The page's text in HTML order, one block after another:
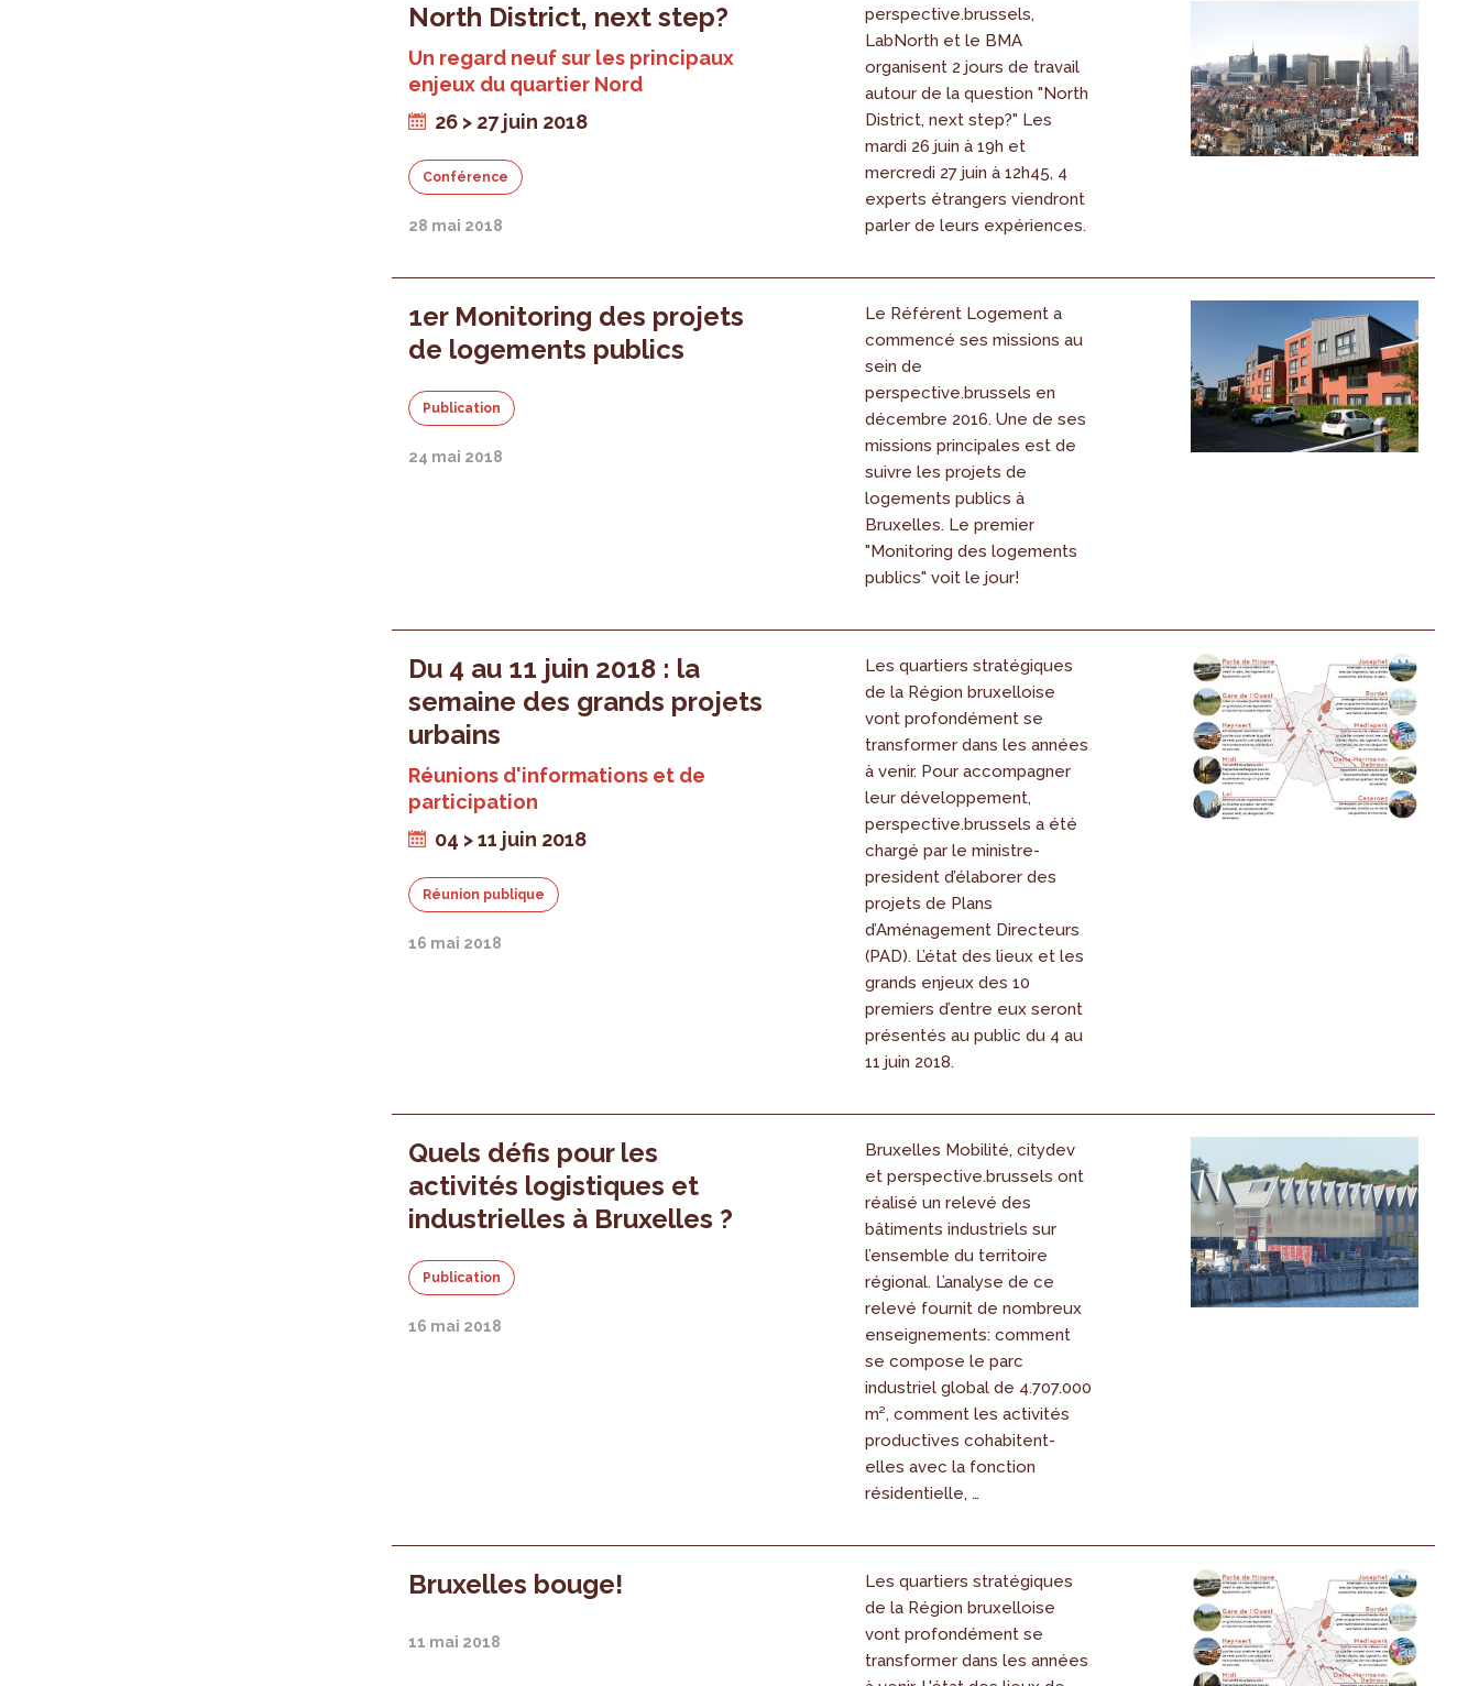
North District, next step?
Un regard neuf sur les principaux
enjeux du quartier Nord
26 > 27 juin 2018
Conférence
28 mai 2018
perspective.brussels,
LabNorth et le BMA
organisent 2 jours de travail
autour de la question "North
District, next step?" Les
mardi 26 juin à 19h et
mercredi 27 juin à 12h45, 4
experts étrangers viendront
parler de leurs expériences.
1er Monitoring des projets
de logements publics
Publication
24 mai 2018
Le Référent Logement a
commencé ses missions au
sein de
perspective.brussels en
décembre 2016. Une de ses
missions principales est de
suivre les projets de
logements publics à
Bruxelles. Le premier
"Monitoring des logements
publics" voit le jour!
Du 4 au 11 juin 2018 : la
semaine des grands projets
urbains
Réunions d'informations et de
participation
04 > 11 juin 2018
Réunion publique
16 mai 2018
Les quartiers stratégiques
de la Région bruxelloise
vont profondément se
transformer dans les années
à venir. Pour accompagner
leur développement,
perspective.brussels a été
chargé par le ministre-
president d’élaborer des
projets de Plans
d’Aménagement Directeurs
(PAD). L’état des lieux et les
grands enjeux des 10
premiers d’entre eux seront
présentés au public du 4 au
11 juin 2018.
Quels défis pour les
activités logistiques et
industrielles à Bruxelles ?
Publication
16 mai 2018
Bruxelles Mobilité, citydev
et perspective.brussels ont
réalisé un relevé des
bâtiments industriels sur
l’ensemble du territoire
régional. L’analyse de ce
relevé fournit de nombreux
enseignements: comment
se compose le parc
industriel global de 4.707.000
m², comment les activités
productives cohabitent-
elles avec la fonction
résidentielle, …
Bruxelles bouge!
11 mai 2018
Les quartiers stratégiques
de la Région bruxelloise
vont profondément se
transformer dans les années